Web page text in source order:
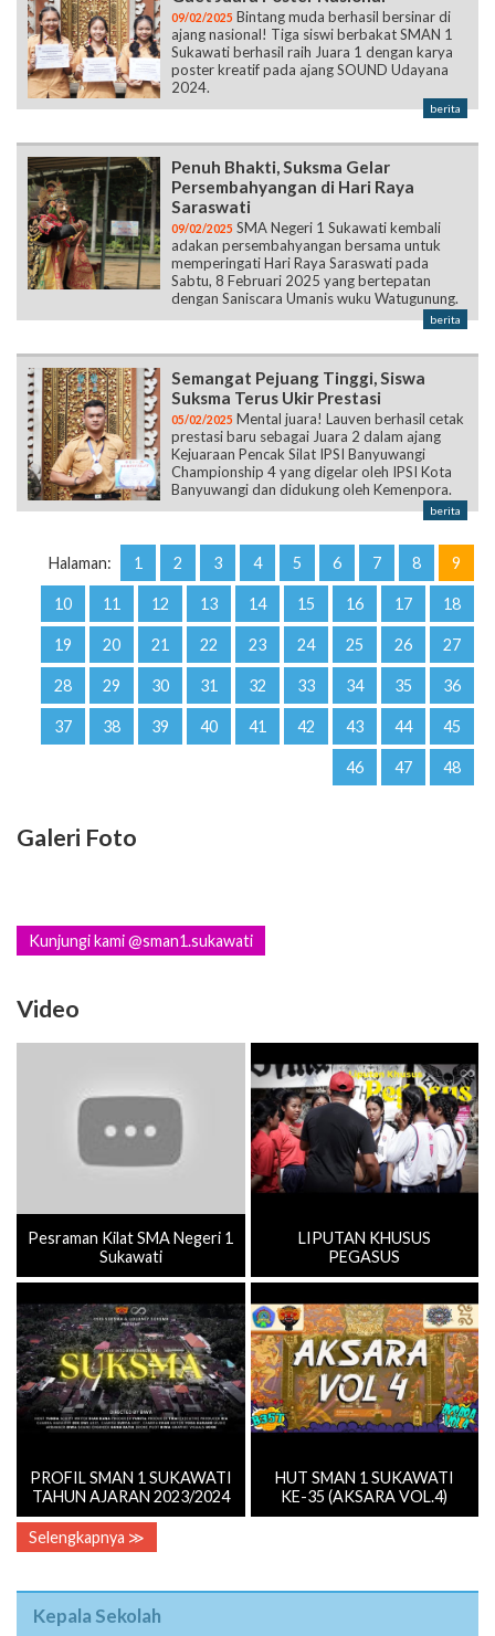
09/02/2025 Bintang muda berhasil bersinar di
ajang nasional! Tiga siswi berbakat SMAN 1
Sukawati berhasil raih Juara 1 dengan karya
poster kreatif pada ajang SOUND Udayana
2024.
berita
Penuh Bhakti, Suksma Gelar
Persembahyangan di Hari Raya
Saraswati
09/02/2025 SMA Negeri 1 Sukawati kembali
adakan persembahyangan bersama untuk
memperingati Hari Raya Saraswati pada
Sabtu, 8 Februari 2025 yang bertepatan
dengan Saniscara Umanis wuku Watugunung.
berita
Semangat Pejuang Tinggi, Siswa
Suksma Terus Ukir Prestasi
05/02/2025 Mental juara! Lauven berhasil cetak
prestasi baru sebagai Juara 2 dalam ajang
Kejuaraan Pencak Silat IPSI Banyuwangi
Championship 4 yang digelar oleh IPSI Kota
Banyuwangi dan didukung oleh Kemenpora.
berita
Halaman: 1 2 3 4 5 6 7 8 9
10 11 12 13 14 15 16 17 18
19 20 21 22 23 24 25 26 27
28 29 30 31 32 33 34 35 36
37 38 39 40 41 42 43 44 45
46 47 48
Galeri Foto
Kunjungi kami @sman1.sukawati
Video
Pesraman Kilat SMA Negeri 1
Sukawati
LIPUTAN KHUSUS
PEGASUS
PROFIL SMAN 1 SUKAWATI
TAHUN AJARAN 2023/2024
HUT SMAN 1 SUKAWATI
KE-35 (AKSARA VOL.4)
Selengkapnya ≫
Kepala Sekolah